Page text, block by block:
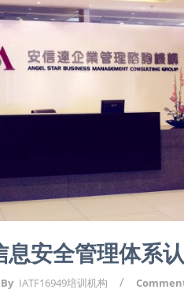
安全管理体系
IATF16949培训机构 /